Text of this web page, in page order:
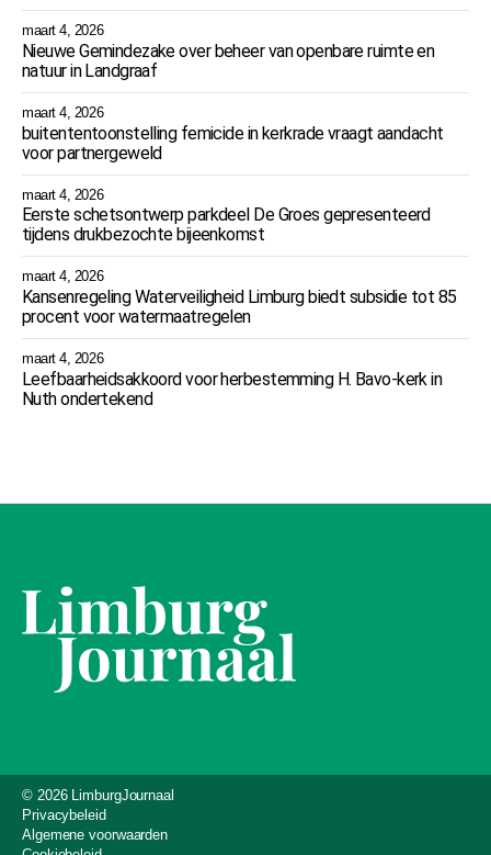
maart 4, 2026
Nieuwe Gemindezake over beheer van openbare ruimte en
natuur in Landgraaf
maart 4, 2026
buitententoonstelling femicide in kerkrade vraagt aandacht
voor partnergeweld
maart 4, 2026
Eerste schetsontwerp parkdeel De Groes gepresenteerd
tijdens drukbezochte bijeenkomst
maart 4, 2026
Kansenregeling Waterveiligheid Limburg biedt subsidie tot 85
procent voor watermaatregelen
maart 4, 2026
Leefbaarheidsakkoord voor herbestemming H. Bavo-kerk in
Nuth ondertekend
© 2026 LimburgJournaal
Privacybeleid
Algemene voorwaarden